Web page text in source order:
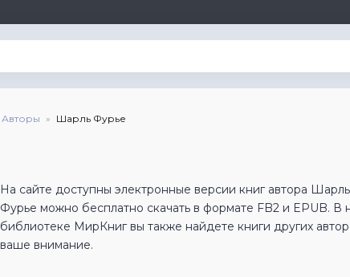
Авторы Шарль Фурье
На сайте доступны электронные версии книг автора
Фурье можно бесплатно скачать в формате FB2 и EPUB. В
библиотеке МирКниг вы также найдете книги других
ваше внимание.